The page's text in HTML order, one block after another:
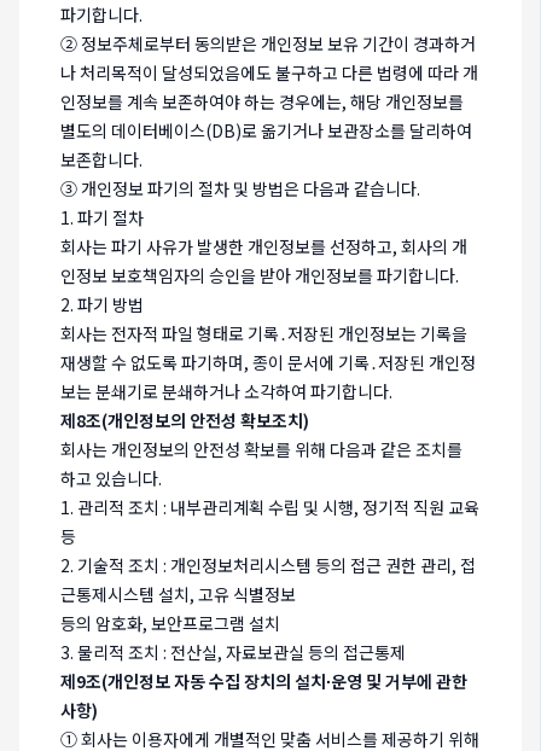
파기합니다.
② 정보주체로부터 동의받은 개인정보 보유 기간이 경과하거
나 처리목적이 달성되었음에도 불구하고 다른 법령에 따라 개
인정보를 계속 보존하여야 하는 경우에는, 해당 개인정보를
별도의 데이터베이스(DB)로 옮기거나 보관장소를 달리하여
보존합니다.
③ 개인정보 파기의 절차 및 방법은 다음과 같습니다.
1. 파기 절차
회사는 파기 사유가 발생한 개인정보를 선정하고, 회사의 개
인정보 보호책임자의 승인을 받아 개인정보를 파기합니다.
2. 파기 방법
회사는 전자적 파일 형태로 기록․저장된 개인정보는 기록을
재생할 수 없도록 파기하며, 종이 문서에 기록․저장된 개인정
보는 분쇄기로 분쇄하거나 소각하여 파기합니다.
제8조(개인정보의 안전성 확보조치)
회사는 개인정보의 안전성 확보를 위해 다음과 같은 조치를
하고 있습니다.
1. 관리적 조치 : 내부관리계획 수립 및 시행, 정기적 직원 교육
등
2. 기술적 조치 : 개인정보처리시스템 등의 접근 권한 관리, 접
근통제시스템 설치, 고유 식별정보
등의 암호화, 보안프로그램 설치
3. 물리적 조치 : 전산실, 자료보관실 등의 접근통제
제9조(개인정보 자동 수집 장치의 설치∙운영 및 거부에 관한
사항)
① 회사는 이용자에게 개별적인 맞춤 서비스를 제공하기 위해